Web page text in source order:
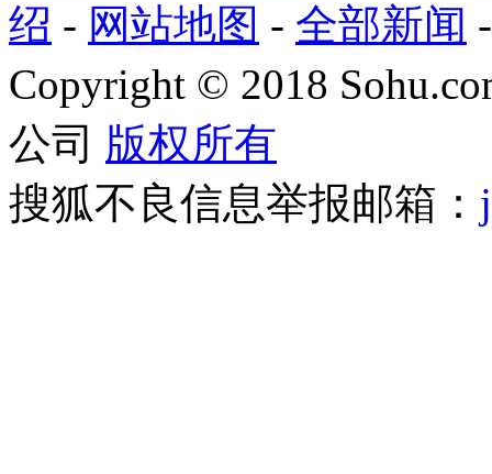
绍 - 网站地图 - 全部新闻
Copyright © 2018
公司 版权所有
搜狐不良信息举报邮箱：